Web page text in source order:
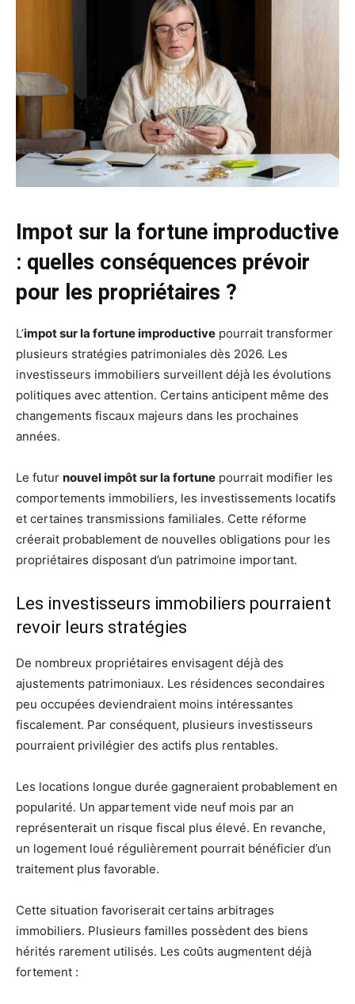
Impot sur la fortune improductive
: quelles conséquences prévoir
pour les propriétaires ?
L’impot sur la fortune improductive pourrait transformer
plusieurs stratégies patrimoniales dès 2026. Les
investisseurs immobiliers surveillent déjà les évolutions
politiques avec attention. Certains anticipent même des
changements fiscaux majeurs dans les prochaines
années.
Le futur nouvel impôt sur la fortune pourrait modifier les
comportements immobiliers, les investissements locatifs
et certaines transmissions familiales. Cette réforme
créerait probablement de nouvelles obligations pour les
propriétaires disposant d’un patrimoine important.
Les investisseurs immobiliers pourraient
revoir leurs stratégies
De nombreux propriétaires envisagent déjà des
ajustements patrimoniaux. Les résidences secondaires
peu occupées deviendraient moins intéressantes
fiscalement. Par conséquent, plusieurs investisseurs
pourraient privilégier des actifs plus rentables.
Les locations longue durée gagneraient probablement en
popularité. Un appartement vide neuf mois par an
représenterait un risque fiscal plus élevé. En revanche,
un logement loué régulièrement pourrait bénéficier d’un
traitement plus favorable.
Cette situation favoriserait certains arbitrages
immobiliers. Plusieurs familles possèdent des biens
hérités rarement utilisés. Les coûts augmentent déjà
fortement :